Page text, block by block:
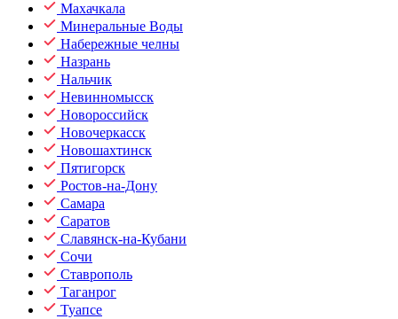
Махачкала
Минеральные Воды
Набережные челны
Назрань
Нальчик
Невинномысск
Новороссийск
Новочеркасск
Новошахтинск
Пятигорск
Ростов-на-Дону
Самара
Саратов
Славянск-на-Кубани
Сочи
Ставрополь
Таганрог
Туапсе